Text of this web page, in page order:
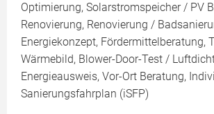
Optimierung, Solarstromspeicher / PV
Renovierung, Renovierung /
Energiekonzept, Fördermittelberatung,
Wärmebild, Blower-Door-Test /
Energieausweis, Vor-Ort Beratung,
Sanierungsfahrplan (iSFP)